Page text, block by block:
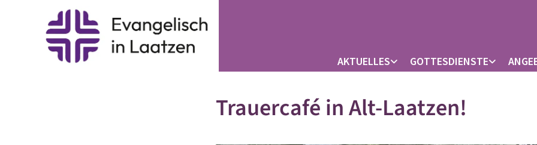
AKTUELLES GOTTESDIENSTE
Trauercafé in Alt-Laatzen!